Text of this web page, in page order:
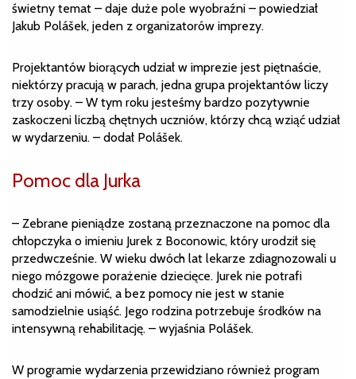
świetny temat – daje duże pole wyobraźni – powiedział
Jakub Polášek, jeden z organizatorów imprezy.
Projektantów biorących udział w imprezie jest piętnaście,
niektórzy pracują w parach, jedna grupa projektantów liczy
trzy osoby. – W tym roku jesteśmy bardzo pozytywnie
zaskoczeni liczbą chętnych uczniów, którzy chcą wziąć udział
w wydarzeniu. – dodał Polášek.
Pomoc dla Jurka
– Zebrane pieniądze zostaną przeznaczone na pomoc dla
chłopczyka o imieniu Jurek z Boconowic, który urodził się
przedwcześnie. W wieku dwóch lat lekarze zdiagnozowali u
niego mózgowe porażenie dziecięce. Jurek nie potrafi
chodzić ani mówić, a bez pomocy nie jest w stanie
samodzielnie usiąść. Jego rodzina potrzebuje środków na
intensywną rehabilitację. – wyjaśnia Polášek.
W programie wydarzenia przewidziano również program